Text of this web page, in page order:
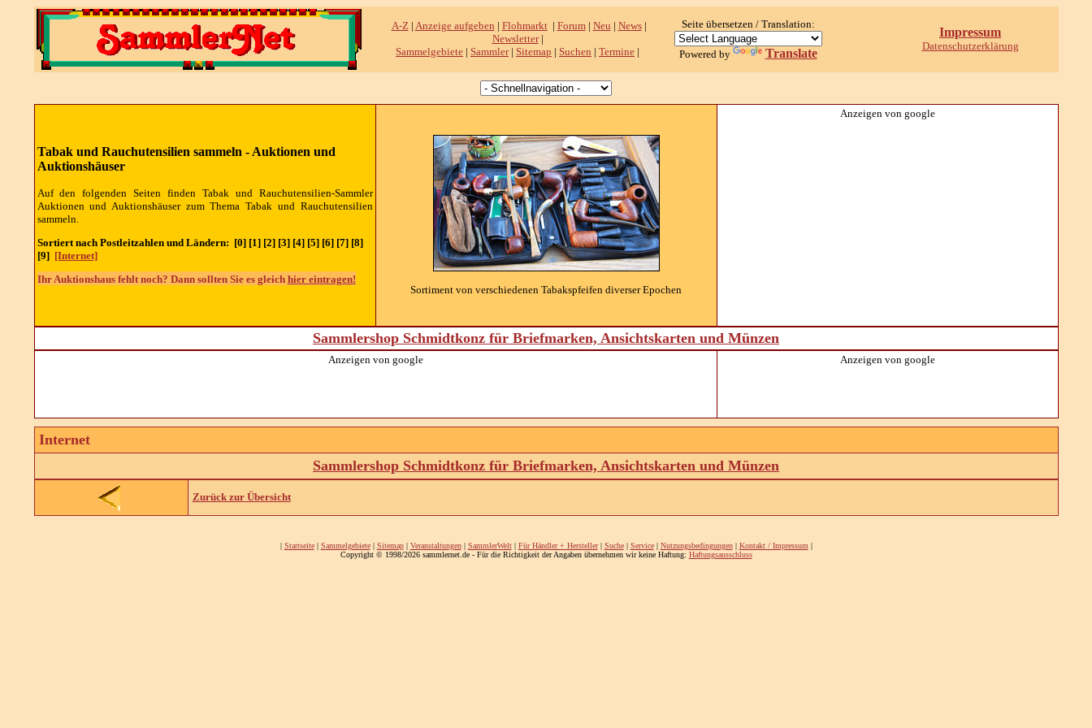
A-Z| Anzeige aufgeben | Flohmarkt| Forum| Neu | News|
Newsletter|
Sammelgebiete | Sammler| Sitemap | Suchen | Termine |
Seite übersetzen / Translation:
Powered by Translate
Impressum
Datenschutzerklärung
Tabak und Rauchutensilien sammeln - Auktionen und
Auktionshäuser
Auf den folgenden Seiten finden Tabak und Rauchutensilien-Sammler
Auktionen und Auktionshäuser zum Thema Tabak und Rauchutensilien
sammeln.
Sortiert nach Postleitzahlen und Ländern: [0] [1] [2] [3] [4] [5] [6] [7] [8]
[9] [Internet]
Ihr Auktionshaus fehlt noch? Dann sollten Sie es gleich hier eintragen!
Sortiment von verschiedenen Tabakspfeifen diverser Epochen
Anzeigen von google
Sammlershop Schmidtkonz für Briefmarken, Ansichtskarten und Münzen
Anzeigen von google Anzeigen von google
Internet
Sammlershop Schmidtkonz für Briefmarken, Ansichtskarten und Münzen
Zurück zur Übersicht
| Startseite| Sammelgebiete| Sitemap| Veranstaltungen| SammlerWelt| Für Händler + Hersteller| Suche| Service| Nutzungsbedingungen| Kontakt / Impressum |
Copyright © 1998/2026 sammlernet.de - Für die Richtigkeit der Angaben übernehmen wir keine Haftung: Haftungsausschluss